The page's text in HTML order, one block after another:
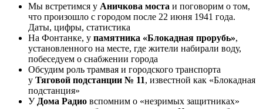
Мы встретимся у Аничкова моста и поговорим о том,
что произошло с городом после 22 июня 1941 года.
Даты, цифры, статистика
На Фонтанке, у памятника «Блокадная прорубь»,
установленного на месте, где жители набирали воду,
побеседуем о снабжении города
Обсудим роль трамвая и городского транспорта
у Тяговой подстанции № 11, известной как «Блокадная
подстанция»
У Дома Радио вспомним о «незримых защитниках»